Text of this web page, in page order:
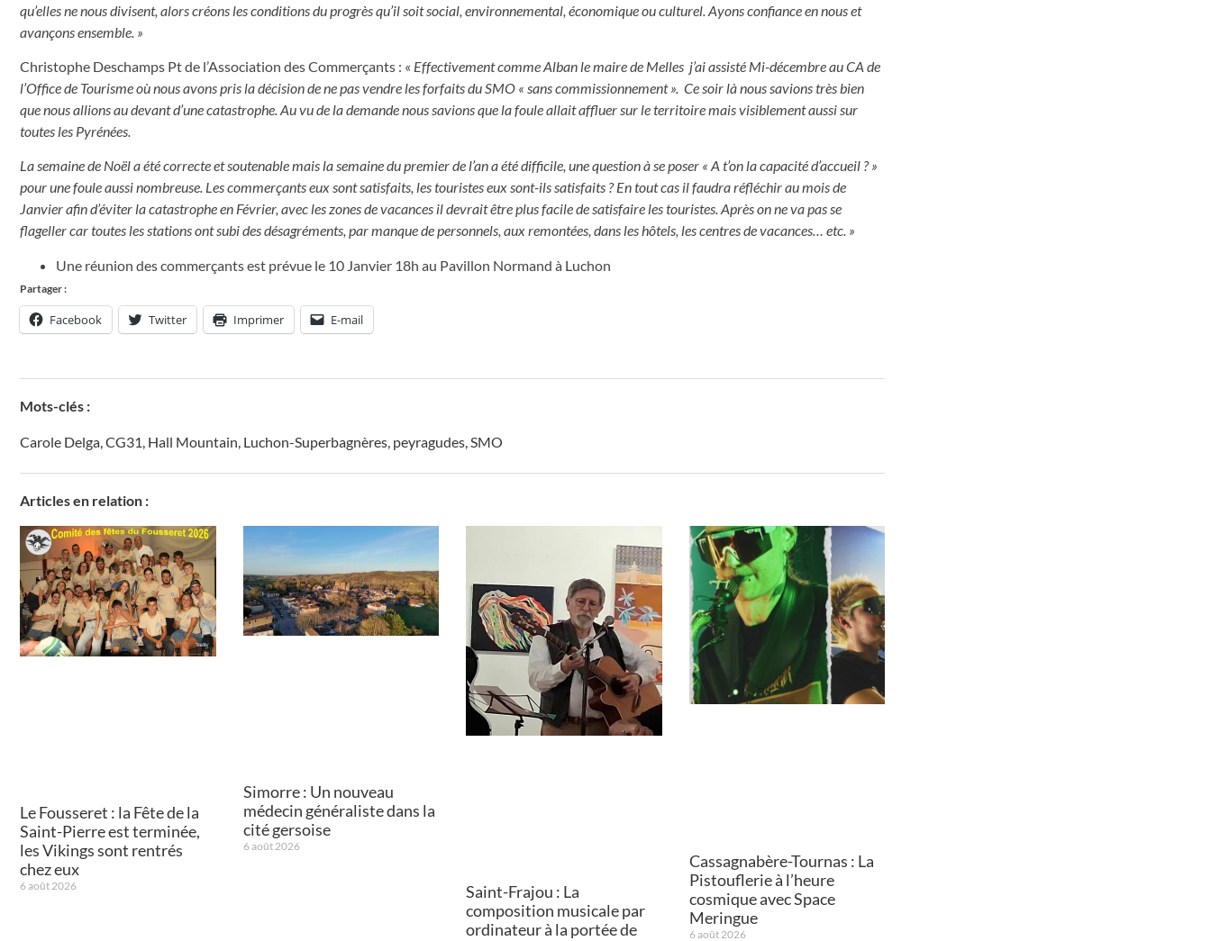
qu’elles ne nous divisent, alors créons les conditions du progrèsqu’il soitsocial, environnemental, économiqueouculturel. Ayons confiance en nous et
avançons ensemble. »
Christophe Deschamps Pt de l’Association des Commerçants : « Effectivement comme Alban le maire de Melles j’ai assisté Mi-décembre au CA de
l’Office de Tourisme où nous avons pris la décision de ne pas vendre les forfaits du SMO « sans commissionnement ». Ce soir là nous savions très bien
que nous allions au devant d’une catastrophe. Au vu de la demande nous savions que la foule allait affluer sur le territoire mais visiblement aussi sur
toutes les Pyrénées.
La semaine de Noël a été correcte et soutenable mais la semaine du premier de l’an a été difficile, une question à se poser « A t’on la capacité d’accueil ? »
pour une foule aussi nombreuse. Les commerçants eux sont satisfaits, les touristes eux sont-ils satisfaits ? En tout cas il faudra réfléchir au mois de
Janvier afin d’éviter la catastrophe en Février, avec les zones de vacances il devrait être plus facile de satisfaire les touristes.Après on ne va pas se
flageller car toutes les stations ont subi des désagréments, par manque de personnels, aux remontées, dans les hôtels, les centres de vacances… etc. »
Une réunion des commerçants est prévue le 10 Janvier 18h au Pavillon Normand à Luchon
Partager :
Facebook Twitter Imprimer E-mail
Mots-clés :
Carole Delga CG31 Hall Mountain Luchon-Superbagnères peyragudes SMO
Articles en relation :
Le Fousseret : la Fête de la
Saint-Pierre est terminée,
les Vikings sont rentrés
chez eux
6 août 2026
Simorre : Un nouveau
médecin généraliste dans la
cité gersoise
6 août 2026
Saint-Frajou : La
composition musicale par
ordinateur à la portée de
Cassagnabère-Tournas : La
Pistouflerie à l’heure
cosmique avec Space
Meringue
6 août 2026